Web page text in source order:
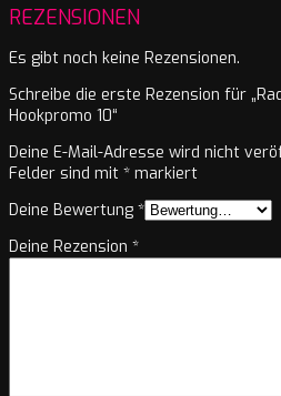
REZENSIONEN
Es gibt noch keine Rezensionen.
Schreibe die erste Rezension für
Hookpromo 10“
Deine E-Mail-Adresse wird nicht
Felder sind mit * markiert
Deine Bewertung *
Deine Rezension *